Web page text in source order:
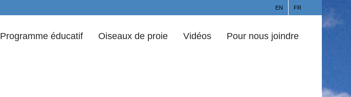
EN FR
Programme éducatif Oiseaux de proie Vidéos Pour nous joindre